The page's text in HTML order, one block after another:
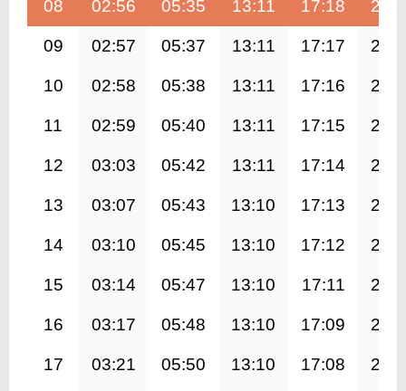
08 02:56 05:35 13:11 17:18
09 02:57 05:37 13:11 17:17
10 02:58 05:38 13:11 17:16
11 02:59 05:40 13:11 17:15
12 03:03 05:42 13:11 17:14
13 03:07 05:43 13:10 17:13
14 03:10 05:45 13:10 17:12
15 03:14 05:47 13:10 17:11
16 03:17 05:48 13:10 17:09
17 03:21 05:50 13:10 17:08